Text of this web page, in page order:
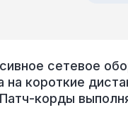
сетевое
на короткие
корды